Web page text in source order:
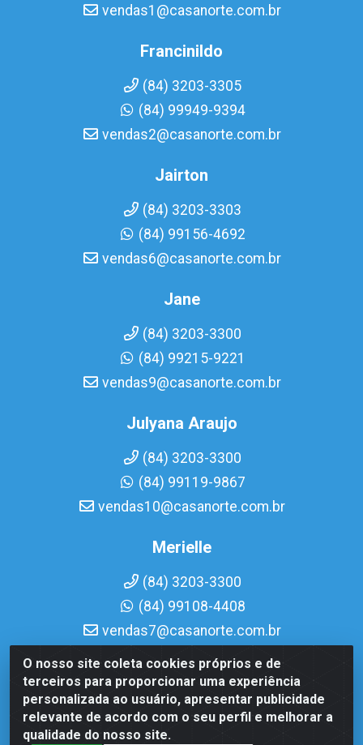
O nosso site coleta cookies próprios e de
terceiros para proporcionar uma experiência
personalizada ao usuário, apresentar publicidade
relevante de acordo com o seu perfil e melhorar a
qualidade do nosso site.
vendas1@casanorte.com.br
Francinildo
(84) 3203-3305
(84) 99949-9394
vendas2@casanorte.com.br
Jairton
(84) 3203-3303
(84) 99156-4692
vendas6@casanorte.com.br
Jane
(84) 3203-3300
(84) 99215-9221
vendas9@casanorte.com.br
Julyana Araujo
(84) 3203-3300
(84) 99119-9867
vendas10@casanorte.com.br
Merielle
(84) 3203-3300
(84) 99108-4408
vendas7@casanorte.com.br
Casa Norte LTDA - Av. Interventor Mário Câmara, 1815 -
Dix-Sept Rosado, Natal/RN - CEP 59054-600 - CNPJ
08.713.513/0001-51